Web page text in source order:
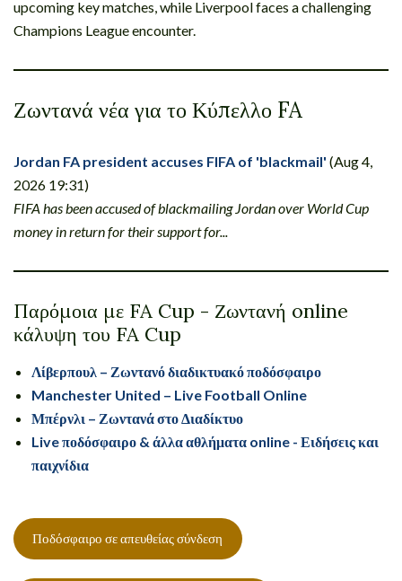
upcoming key matches, while Liverpool faces a challenging
Champions League encounter.
Ζωντανά νέα για το Κύπελλο FA
Jordan FA president accuses FIFA of 'blackmail' (Aug 4,
2026 19:31)
FIFA has been accused of blackmailing Jordan over World Cup
money in return for their support for...
Παρόμοια με FA Cup - Ζωντανή online
κάλυψη του FA Cup
Λίβερπουλ – Ζωντανό διαδικτυακό ποδόσφαιρο
Manchester United – Live Football Online
Μπέρνλι – Ζωντανά στο Διαδίκτυο
Live ποδόσφαιρο & άλλα αθλήματα online - Ειδήσεις και
παιχνίδια
Ποδόσφαιρο σε απευθείας σύνδεση